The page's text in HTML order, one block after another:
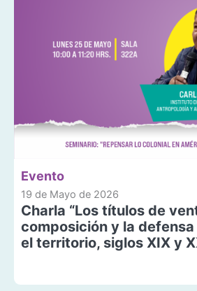
Evento
19 de Mayo de 2026
Charla “Los títulos de
composición y la
el territorio, siglos XIX y